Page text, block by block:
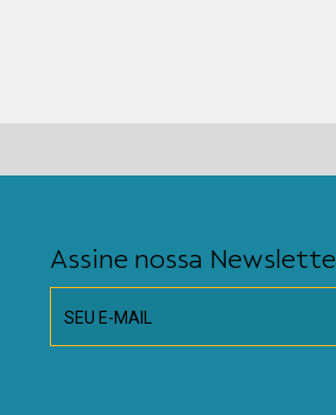
Assine nossa
SEU E-MAIL